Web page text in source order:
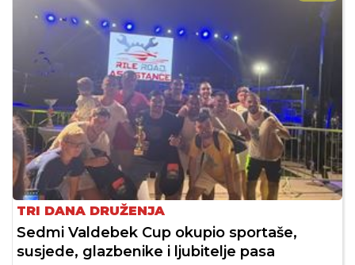
TRI DANA DRUŽENJA
Sedmi Valdebek Cup okupio sportaše,
susjede, glazbenike i ljubitelje pasa